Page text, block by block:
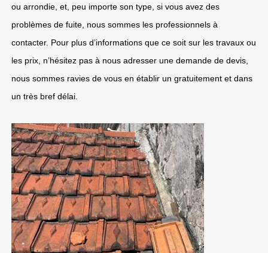
ou arrondie, et, peu importe son type, si vous avez des
problèmes de fuite, nous sommes les professionnels à
contacter. Pour plus d’informations que ce soit sur les travaux ou
les prix, n’hésitez pas à nous adresser une demande de devis,
nous sommes ravies de vous en établir un gratuitement et dans
un très bref délai.